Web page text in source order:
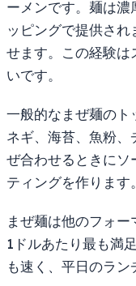
ーメンです。麺は濃
ッピングで提供さ
せます。この経験は
いです。
一般的なまぜ麺のト
ネギ、海苔、魚粉
ぜ合わせるときにソ
ティングを作ります。
まぜ麺は他のフォー
1ドルあたり最も満
も速く、平日のラン